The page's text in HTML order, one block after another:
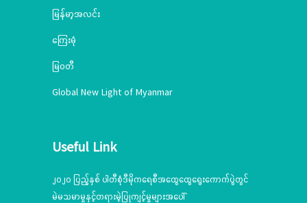
မြန်မာ့အလင်း
ကြေးမုံ
မြဝတီ
Global New Light of Myanmar
Useful Link
၂၀၂၀ ပြည့်နှစ် ပါတီစုံဒီမိုကရေစီအထွေထွေရွေးကောက်ပွဲတွင်
မဲမသမာမှုနှင့်တရားမဲ့ပြုကျင့်မှုများအပေါ်